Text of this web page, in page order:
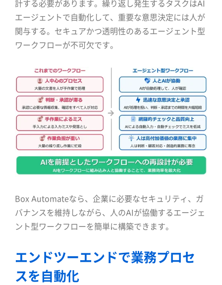
計する必要があります。繰り返し発生するタスクはAI
エージェントで自動化して、重要な意思決定には人が
関与する。セキュアかつ透明性のあるエージェント型
ワークフローが不可欠です。
Box Automateなら、企業に必要なセキュリティ、ガ
バナンスを維持しながら、人のAIが協働するエージェ
ント型ワークフローを簡単に構築できます。
エンドツーエンドで業務プロセ
スを自動化